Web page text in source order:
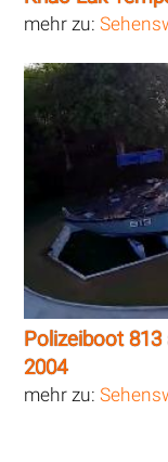
mehr zu:
Polizeiboot
2004
mehr zu: